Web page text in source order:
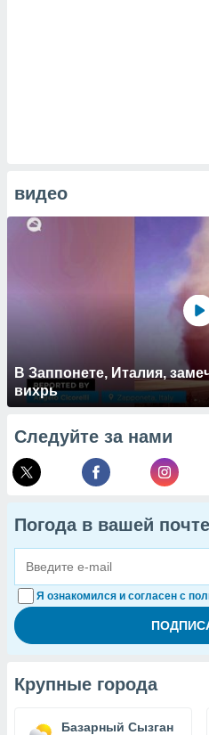
видео
В Заппонете, Италия,
вихрь
Следуйте за нами
Погода в вашей почте
Я ознакомился и согласен с
Крупные города
Базарный Сызган